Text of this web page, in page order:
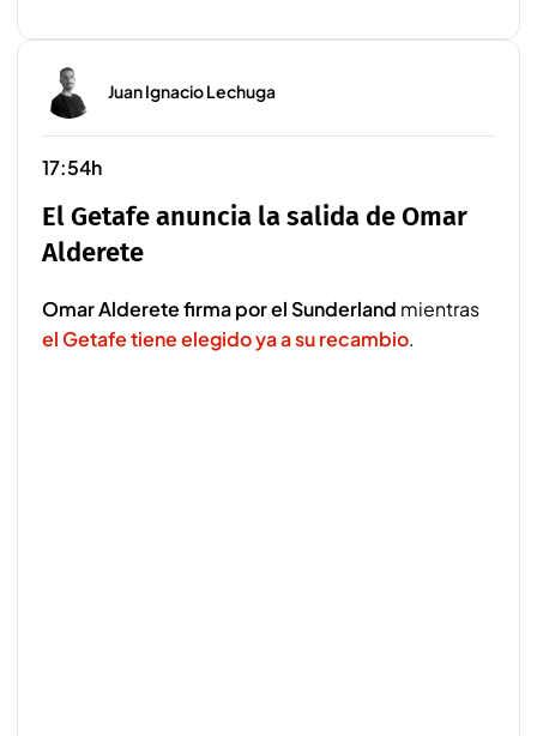
Juan Ignacio Lechuga
17:54h
El Getafe anuncia la salida de Omar
Alderete
Omar Alderete firma por el Sunderland mientras
el Getafe tiene elegido ya a su recambio.